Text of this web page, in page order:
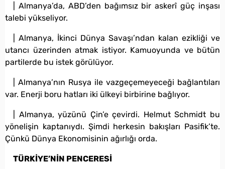
| Almanya’da, ABD’den bağımsız bir askerî güç inşası
talebi yükseliyor.
| Almanya, İkinci Dünya Savaşı’ndan kalan ezikliği ve
utancı üzerinden atmak istiyor. Kamuoyunda ve bütün
partilerde bu istek görülüyor.
| Almanya’nın Rusya ile vazgeçemeyeceği bağlantıları
var. Enerji boru hatları iki ülkeyi birbirine bağlıyor.
| Almanya, yüzünü Çin’e çevirdi. Helmut Schmidt bu
yönelişin kaptanıydı. Şimdi herkesin bakışları Pasifik’te.
Çünkü Dünya Ekonomisinin ağırlığı orda.
TÜRKİYE’NİN PENCERESİ